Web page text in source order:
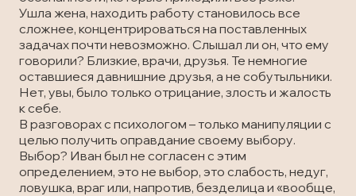
Ушла жена, находить работу становилось все
сложнее, концентрироваться на поставленных
задачах почти невозможно. Слышал ли он, что ему
говорили? Близкие, врачи, друзья. Те немногие
оставшиеся давнишние друзья, а не собутыльники.
Нет, увы, было только отрицание, злость и жалость
к себе.
В разговорах с психологом – только манипуляции с
целью получить оправдание своему выбору.
Выбор? Иван был не согласен с этим
определением, это не выбор, это слабость, недуг,
ловушка, враг или, напротив, безделица и «вообще,